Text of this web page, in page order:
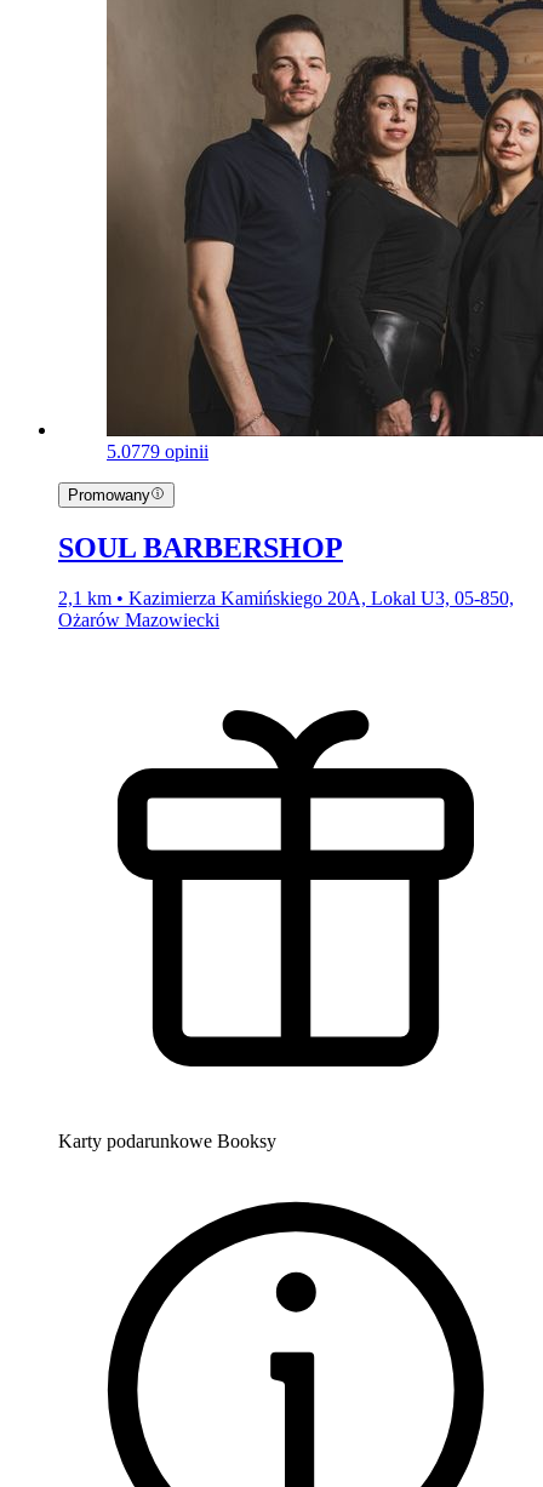
5.0779 opinii
Promowany
SOUL BARBERSHOP
2,1 km • Kazimierza Kamińskiego 20A, Lokal U3, 05-850,
Ożarów Mazowiecki
Karty podarunkowe Booksy